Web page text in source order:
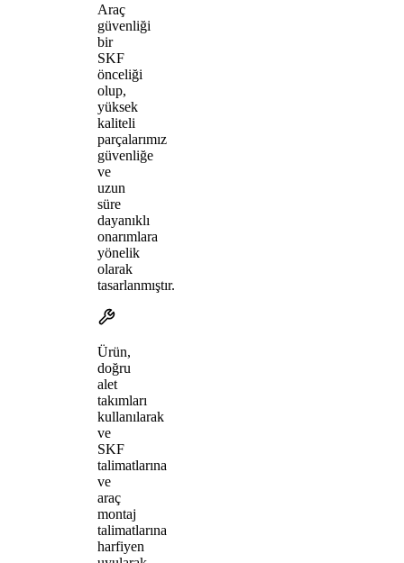
Araç
güvenliği
bir
SKF
önceliği
olup,
yüksek
kaliteli
parçalarımız
güvenliğe
ve
uzun
süre
dayanıklı
onarımlara
yönelik
olarak
tasarlanmıştır.
Ürün,
doğru
alet
takımları
kullanılarak
ve
SKF
talimatlarına
ve
araç
montaj
talimatlarına
harfiyen